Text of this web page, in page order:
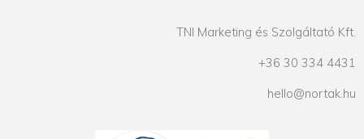
TNI Marketing és Szolgáltató Kft.
+36 30 334 4431
hello@nortak.hu